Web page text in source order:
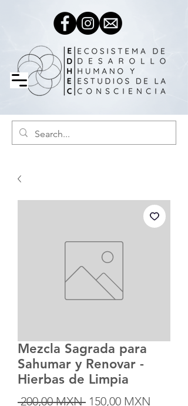
Mezcla Sagrada para
Sahumar y Renovar -
Hierbas de Limpia
200,00 MXN Precio
150,00 MXN